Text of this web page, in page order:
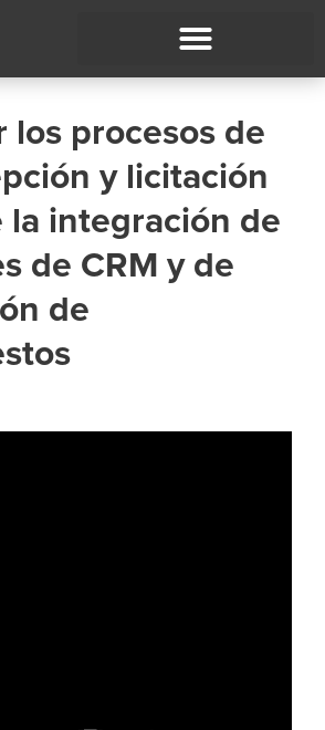
los procesos de
y licitación
la integración de
de CRM y de
de